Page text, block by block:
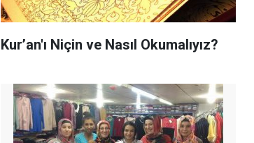
Kur’an'ı Niçin ve Nasıl Okumalıyız?